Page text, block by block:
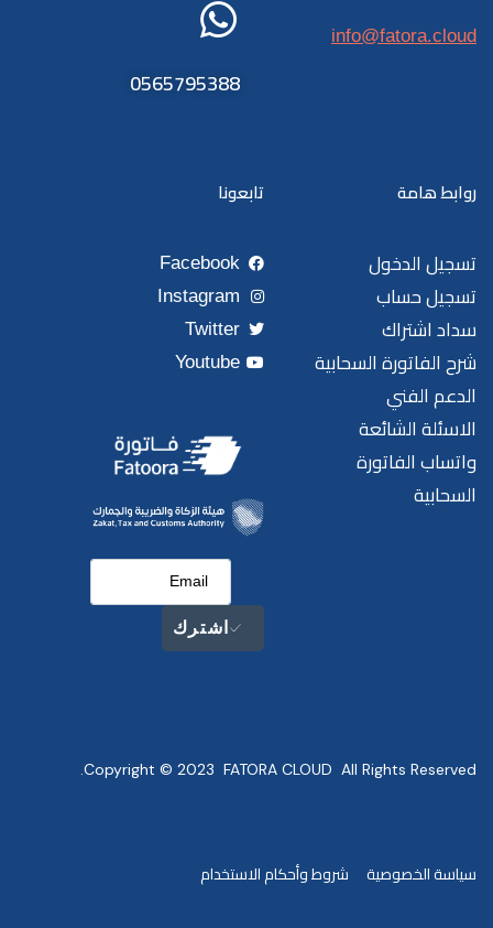
info@fatora.cloud
0565795388
روابط هامة
تسجيل الدخول
تسجيل حساب
سداد اشتراك
شرح الفاتورة السحابية
الدعم الفني
الاسئلة الشائعة
واتساب الفاتورة
السحابية
تابعونا
Facebook
Instagram
Twitter
Youtube
اشترك
Copyright © 2023 FATORA CLOUD All Rights Reserved.
سياسة الخصوصية شروط وأحكام الاستخدام